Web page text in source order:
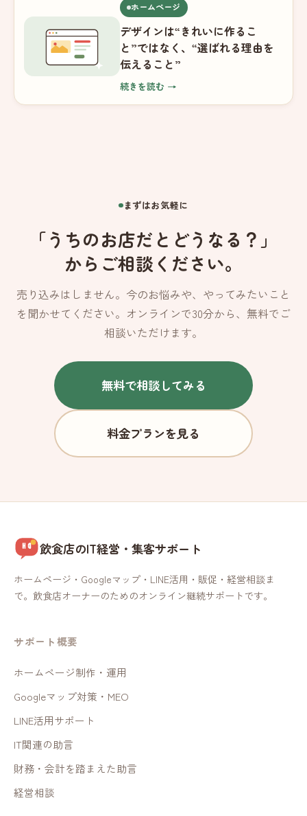
ホームページ
デザインは“きれいに作るこ
と”ではなく、“選ばれる理由を
伝えること”
続きを読む →
まずはお気軽に
「うちのお店だとどうなる？」
からご相談ください。
売り込みはしません。今のお悩みや、やってみたいこと
を聞かせてください。オンラインで30分から、無料でご
相談いただけます。
無料で相談してみる
料金プランを見る
飲食店のIT経営・集客サポート
ホームページ・Googleマップ・LINE活用・販促・経営相談ま
で。飲食店オーナーのためのオンライン継続サポートです。
サポート概要
ホームページ制作・運用
Googleマップ対策・MEO
LINE活用サポート
IT関連の助言
財務・会計を踏まえた助言
経営相談